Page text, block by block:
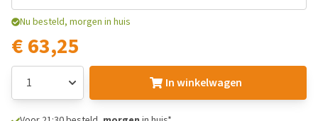
Nu besteld, morgen in huis
€ 63,25
In winkelwagen